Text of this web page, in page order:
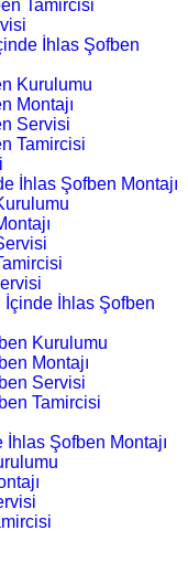
Tamircisi
İhlas Şofben
Kurulumu
Montajı
Servisi
Tamircisi
İhlas Şofben Montajı
İçinde İhlas Şofben
Kurulumu
Montajı
Servisi
Tamircisi
İhlas Şofben Montajı